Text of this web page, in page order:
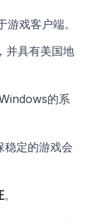
戏客户端。
，并具有美国地
的系
定的游戏会
。